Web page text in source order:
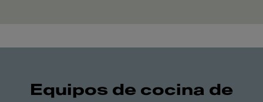
Equipos de cocina de